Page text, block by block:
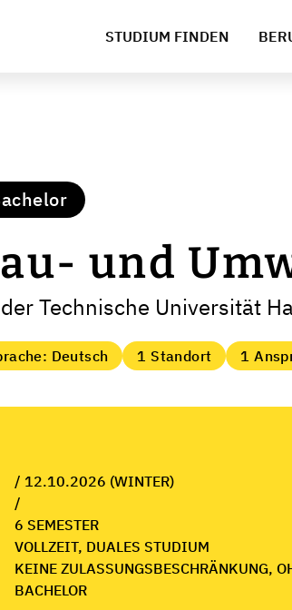
STUDIUM FINDEN
und
Technische Universität
Deutsch 1 Standort 1
/ 12.10.2026 (WINTER)
/
6 SEMESTER
VOLLZEIT, DUALES STUDIUM
KEINE ZULASSUNGSBESCHRÄNKUNG,
BACHELOR